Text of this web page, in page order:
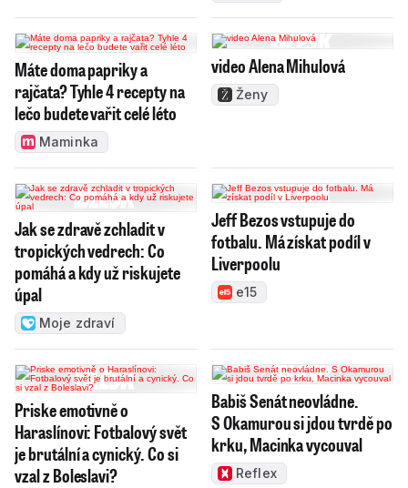
Máte doma papriky a
rajčata? Tyhle 4 recepty na
lečo budete vařit celé léto
Maminka
video Alena Mihulová
Ženy
Jak se zdravě zchladit v
tropických vedrech: Co
pomáhá a kdy už riskujete
úpal
Moje zdraví
Jeff Bezos vstupuje do
fotbalu. Má získat podíl v
Liverpoolu
e15
Priske emotivně o
Haraslínovi: Fotbalový svět
je brutální a cynický. Co si
vzal z Boleslavi?
Babiš Senát neovládne.
S Okamurou si jdou tvrdě po
krku, Macinka vycouval
Reflex